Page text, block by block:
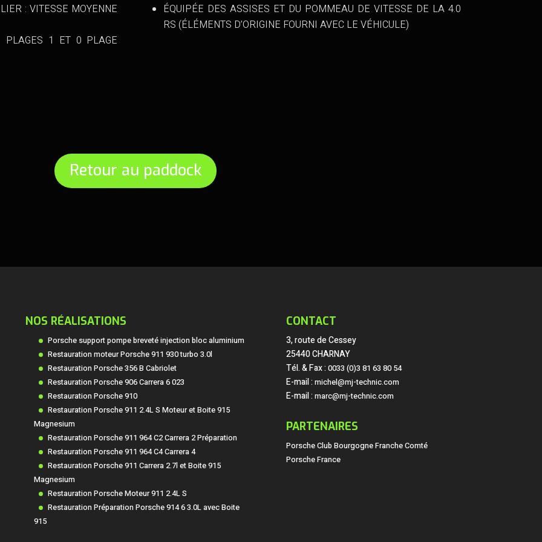
: VITESSE MOYENNE
PLAGES 1 ET 0 PLAGE
ÉQUIPÉE DES ASSISES ET DU POMMEAU DE VITESSE DE LA 4.0
RS (ÉLÉMENTS D’ORIGINE FOURNI AVEC LE VÉHICULE)
Retour au paddock
NOS RÉALISATIONS
Porsche support pompe breveté injection bloc aluminium
Restauration moteur Porsche 911 930 turbo 3.0l
Restauration Porsche 356 B Cabriolet
Restauration Porsche 906 Carrera 6 023
Restauration Porsche 910
Restauration Porsche 911 2.4L S Moteur et Boite 915
Magnesium
Restauration Porsche 911 964 C2 Carrera 2 Préparation
Restauration Porsche 911 964 C4 Carrera 4
Restauration Porsche 911 Carrera 2.7l et Boite 915
Magnesium
Restauration Porsche Moteur 911 2.4L S
Restauration Préparation Porsche 914 6 3.0L avec Boite
915
CONTACT
3, route de Cessey
25440 CHARNAY
Tél. & Fax : 0033 (0)3 81 63 80 54
E-mail : michel@mj-technic.com
E-mail : marc@mj-technic.com
PARTENAIRES
Porsche Club Bourgogne Franche Comté
Porsche France